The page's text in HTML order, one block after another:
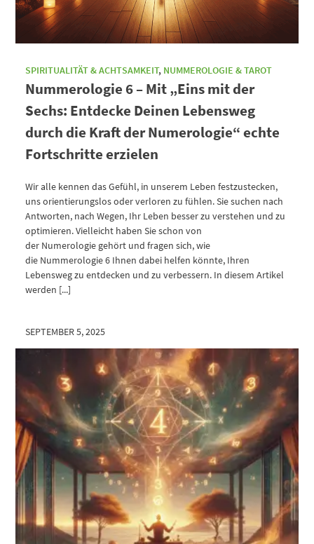
SPIRITUALITÄT & ACHTSAMKEIT, NUMMEROLOGIE & TAROT
Nummerologie 6 – Mit „Eins mit der
Sechs: Entdecke Deinen Lebensweg
durch die Kraft der Numerologie“ echte
Fortschritte erzielen
Wir alle kennen das Gefühl, in unserem Leben festzustecken,
uns orientierungslos oder verloren zu fühlen. Sie suchen nach
Antworten, nach Wegen, Ihr Leben besser zu verstehen und zu
optimieren. Vielleicht haben Sie schon von
der Numerologie gehört und fragen sich, wie
die Nummerologie 6 Ihnen dabei helfen könnte, Ihren
Lebensweg zu entdecken und zu verbessern. In diesem Artikel
werden [...]
SEPTEMBER 5, 2025